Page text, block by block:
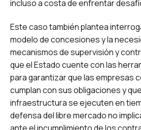
incluso a costa de enfrentar
Este caso también plantea
modelo de concesiones y la
mecanismos de supervisión y
que el Estado cuente con las
para garantizar que las empresas
cumplan con sus obligaciones y
infraestructura se ejecuten en
defensa del libre mercado no